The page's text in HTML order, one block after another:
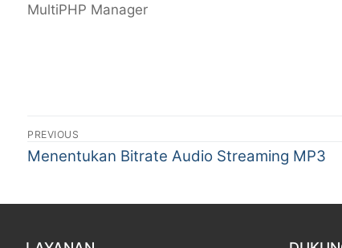
MultiPHP Manager
PREVIOUS
Menentukan Bitrate Audio Streaming MP3